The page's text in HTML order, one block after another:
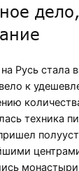
дело,
Русь стала
к
техника